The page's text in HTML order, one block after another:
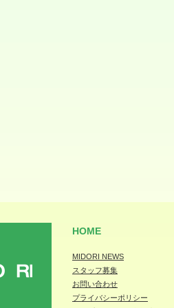
HOME
MIDORI NEWS
スタッフ募集
お問い合わせ
プライバシーポリシー